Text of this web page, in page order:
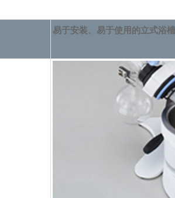
易于安装、易于使用的立式浴槽